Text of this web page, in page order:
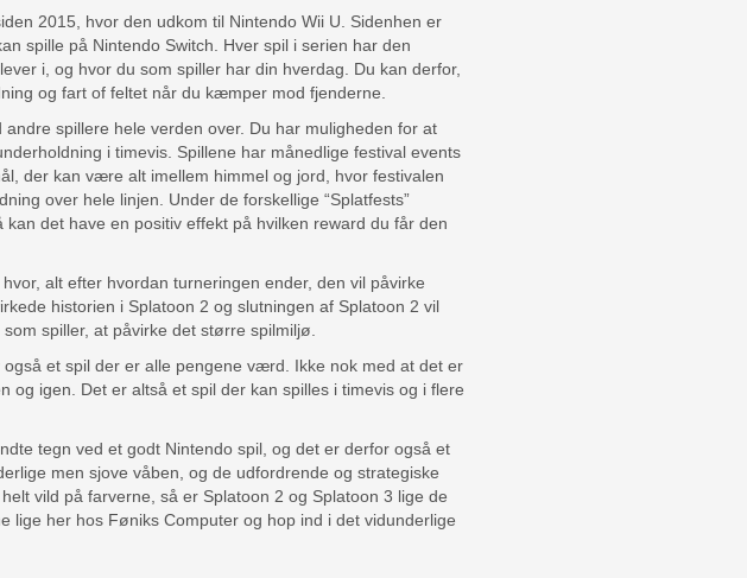
2015, hvor den udkom til Nintendo Wii U. Sidenhen er
spille på Nintendo Switch. Hver spil i serien har den
i, og hvor du som spiller har din hverdag. Du kan derfor,
og fart of feltet når du kæmper mod fjenderne.
spillere hele verden over. Du har muligheden for at
i timevis. Spillene har månedlige festival events
der kan være alt imellem himmel og jord, hvor festivalen
over hele linjen. Under de forskellige “Splatfests”
det have en positiv effekt på hvilken reward du får den
alt efter hvordan turneringen ender, den vil påvirke
historien i Splatoon 2 og slutningen af Splatoon 2 vil
spiller, at påvirke det større spilmiljø.
et spil der er alle pengene værd. Ikke nok med at det er
og igen. Det er altså et spil der kan spilles i timevis og i flere
tegn ved et godt Nintendo spil, og det er derfor også et
men sjove våben, og de udfordrende og strategiske
vild på farverne, så er Splatoon 2 og Splatoon 3 lige de
lige her hos Føniks Computer og hop ind i det vidunderlige